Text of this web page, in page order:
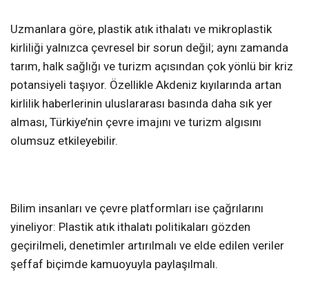
Uzmanlara göre, plastik atık ithalatı ve mikroplastik
kirliliği yalnızca çevresel bir sorun değil; aynı zamanda
tarım, halk sağlığı ve turizm açısından çok yönlü bir kriz
potansiyeli taşıyor. Özellikle Akdeniz kıyılarında artan
kirlilik haberlerinin uluslararası basında daha sık yer
alması, Türkiye’nin çevre imajını ve turizm algısını
olumsuz etkileyebilir.
Bilim insanları ve çevre platformları ise çağrılarını
yineliyor: Plastik atık ithalatı politikaları gözden
geçirilmeli, denetimler artırılmalı ve elde edilen veriler
şeffaf biçimde kamuoyuyla paylaşılmalı.